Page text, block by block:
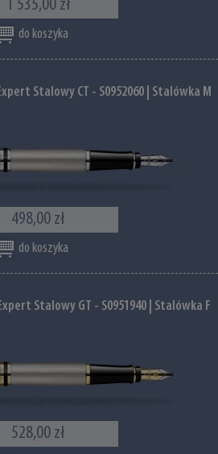
1 535,00 zł
do koszyka
Stalowy CT - S0952060 | Stalówka M
498,00 zł
do koszyka
Stalowy GT - S0951940 | Stalówka F
528,00 zł